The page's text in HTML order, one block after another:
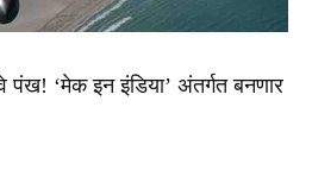
पंख! ‘मेक इन इंडिया’ अंतर्गत बनणार